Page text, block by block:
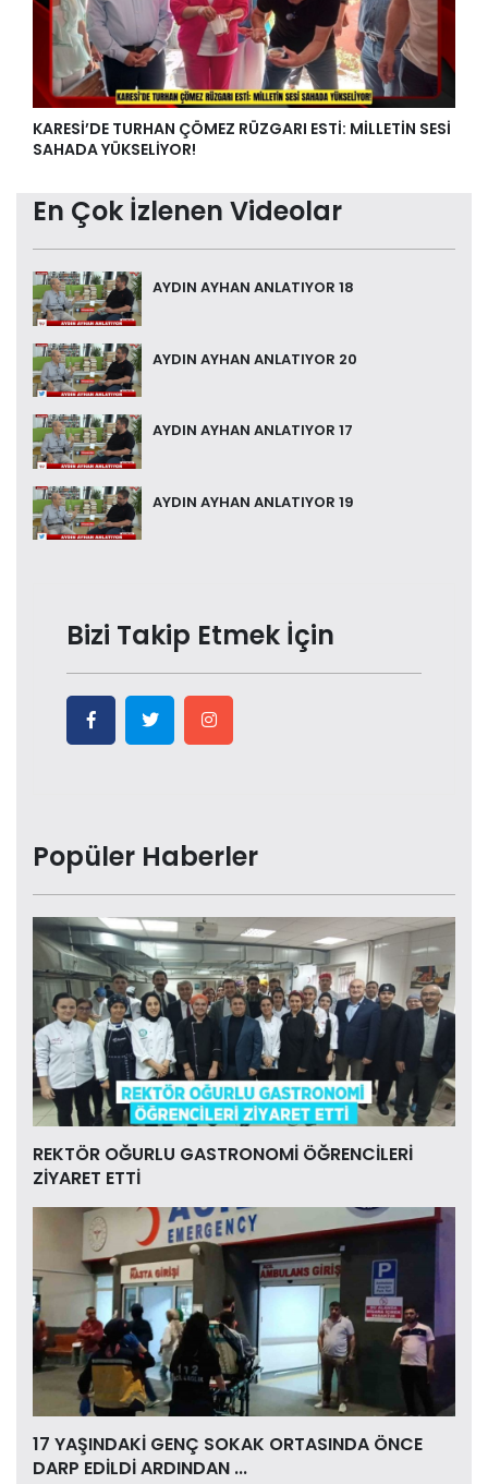
KARESİ’DE TURHAN ÇÖMEZ RÜZGARI ESTİ: MİLLETİN SESİ
SAHADA YÜKSELİYOR!
En Çok İzlenen Videolar
AYDIN AYHAN ANLATIYOR 18
AYDIN AYHAN ANLATIYOR 20
AYDIN AYHAN ANLATIYOR 17
AYDIN AYHAN ANLATIYOR 19
Bizi Takip Etmek İçin
Popüler Haberler
REKTÖR OĞURLU GASTRONOMİ ÖĞRENCİLERİ
ZİYARET ETTİ
17 YAŞINDAKİ GENÇ SOKAK ORTASINDA ÖNCE
DARP EDİLDİ ARDINDAN ...